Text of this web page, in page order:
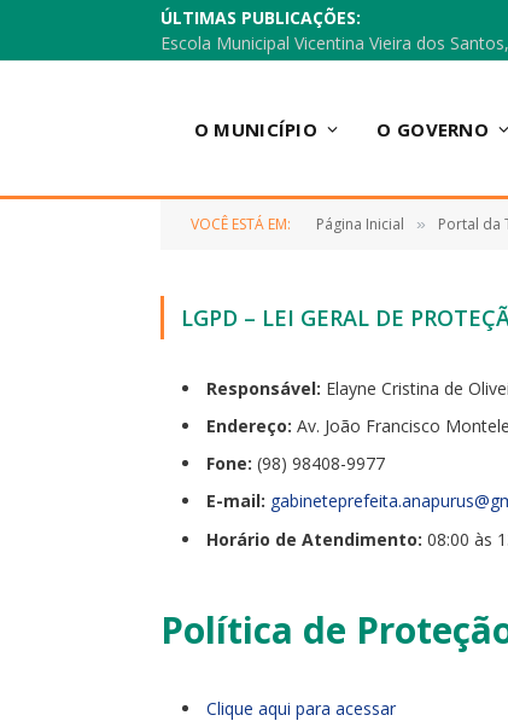
ÚLTIMAS PUBLICAÇÕES:
O MUNICÍPIO O GOVERNO
VOCÊ ESTÁ EM: Página Inicial » Portal da
LGPD – LEI GERAL DE
Responsável: Elayne Cristina de
Endereço: Av. João Francisco
Fone: (98) 98408-9977
E-mail: gabineteprefeita.
Horário de Atendimento: 08:00 às
Política de
Clique aqui para acessar